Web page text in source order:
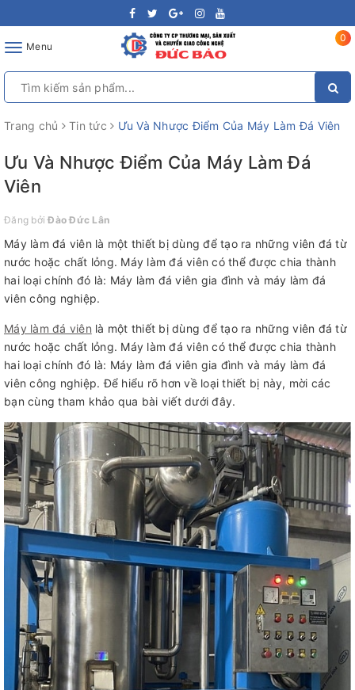
ToggleMenu
0
Trang chủ Tin tức Ưu Và Nhược Điểm Của Máy Làm Đá Viên
Ưu Và Nhược Điểm Của Máy Làm Đá
Viên
Đăng bởiĐào Đức Lân
Máy làm đá viên là một thiết bị dùng để tạo ra những viên đá từ
nước hoặc chất lỏng. Máy làm đá viên có thể được chia thành
hai loại chính đó là: Máy làm đá viên gia đình và máy làm đá
viên công nghiệp.
Máy làm đá viên là một thiết bị dùng để tạo ra những viên đá từ
nước hoặc chất lỏng. Máy làm đá viên có thể được chia thành
hai loại chính đó là: Máy làm đá viên gia đình và máy làm đá
viên công nghiệp. Để hiểu rõ hơn về loại thiết bị này, mời các
bạn cùng tham khảo qua bài viết dưới đây.